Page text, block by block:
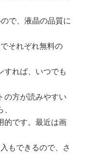
で、液晶の品質に
それぞれ無料の
すれば、いつでも
の方が読みやすい
的です。最近は画
もできるので、さ